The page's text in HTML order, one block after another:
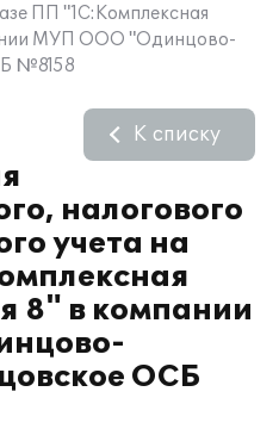
ПП "1C:Комплексная
МУП ООО "Одинцово-
№8158
налогового
учета на
8" в компании
ОСБ
К списку